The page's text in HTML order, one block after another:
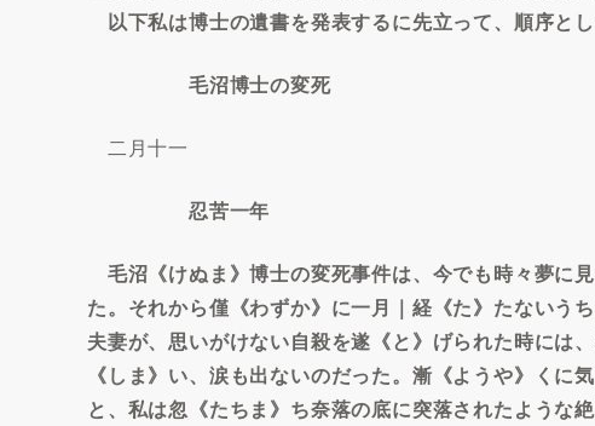
以下私は博士の遺書を発表するに先立って、順序と
毛沼博士の変死
二月十一
忍苦一年
毛沼《けぬま》博士の変死事件は、今でも時々夢に
た。それから僅《わずか》に一月｜経《た》たないう
夫妻が、思いがけない自殺を遂《と》げられた時には
《しま》い、涙も出ないのだった。漸《ようや》く
と、私は忽《たちま》ち奈落の底に突落されたような